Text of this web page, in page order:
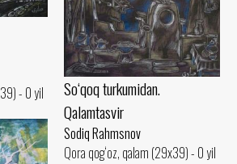
- 0 yil
So‘qoq turkumidan.
Qalamtasvir
Sodiq Rahmsnov
Qora qog‘oz, qalam (29x39) - 0 yil